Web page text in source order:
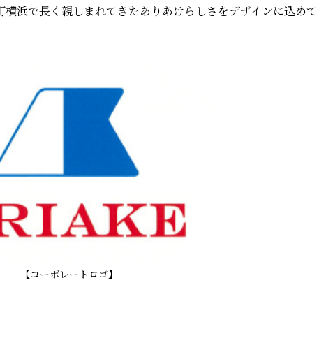
浜で長く親しまれてきたありあけらしさをデザインに込めて
【コーポレートロゴ】